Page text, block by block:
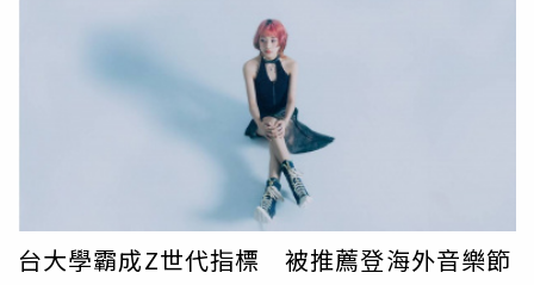
年首度代表台灣飛往日本參與「
定新品「拉拉山水蜜桃費南雪」，這款以在地風土為靈感的
甜點，以台灣盛夏代表性水果「拉拉山水蜜桃」為主角，將
果香飽滿、甜酸平衡的水蜜桃果醬，融入經典費南雪的焦香
杏仁奶油基底中，打造口感鬆潤的常溫甜點。店內特色甜點
還有近22公分長的「OV香橙大瑪德蓮」，這是在一個法國
小鎮獲得的靈感，當地人會以巨大瑪德蓮作為生日蛋糕。
desert LAND為了呈現瑪德蓮外皮酥脆、內餡濕潤的口感，
特別使用歐洲帶回的訂製模具，除了烘烤時間需要拉長，製
作時也須格外小心，可以說是讓人驚呼的鎮店之寶。店內風
1608點，上演史上最慘跳水及史上最強「Ｖ轉」。川普以
MEGA（讓美國再次偉大）為由，對全球86國輸美貨品課徵
對等關稅，其中對台灣開徵32%關稅。這波及有多廣？以
2024年為例，台灣對美出口總額達1114億美元，除了半導
體產品暫時獲得豁免外，前20大出口品中包括伺服器、筆
電、手機、網通設備與各類電子零組件等產品，均不在豁免
清單內。儘管關稅戰暫緩90天，但業界心知肚明，這僅是延
遲，非真正豁免，未來前途不明。「這是一場沒有劇本的貿
易衝擊，」一位不願意具名的協會理事長私下說，與其靠政
府求生不如靠自身策略應變，目前看來，分散市場、強化供
台大學霸成Z世代指標 被推薦登海外音樂節